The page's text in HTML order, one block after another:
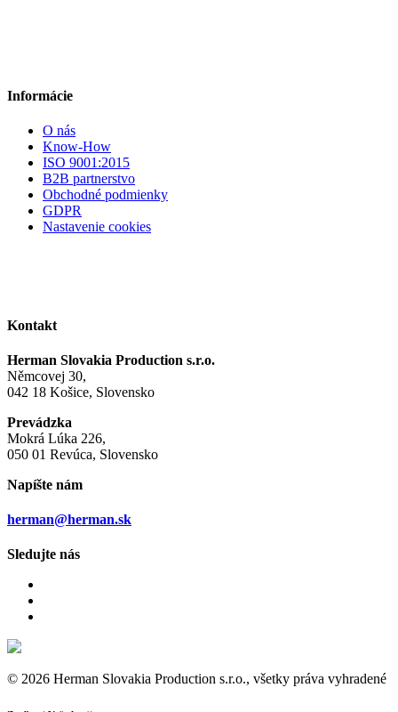
Informácie
O nás
Know-How
ISO 9001:2015
B2B partnerstvo
Obchodné podmienky
GDPR
Nastavenie cookies
Kontakt
Herman Slovakia Production s.r.o.
Němcovej 30,
042 18 Košice, Slovensko
Prevádzka
Mokrá Lúka 226,
050 01 Revúca, Slovensko
Napíšte nám
herman@herman.sk
Sledujte nás
© 2026 Herman Slovakia Production s.r.o., všetky práva vyhradené